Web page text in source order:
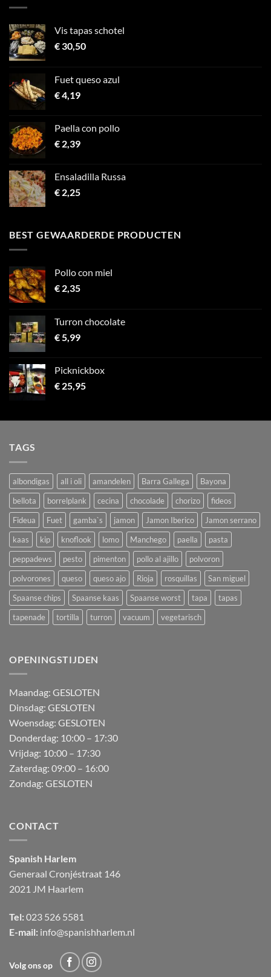
Vis tapas schotel
€30,50
Fuet queso azul
€4,19
Paella con pollo
€ 2,39
Ensaladilla Russa
€ 2,25
BEST GEWAARDERDE PRODUCTEN
Pollo con miel
€ 2,35
Turron chocolate
€5,99
Picknickbox
€ 25,95
TAGS
albondigas all i oli amandelen Barra Gallega
Bayona
bellota
borrelplank cecina chocolade chorizo
fideos
Fideua
Fuet gamba`s jamon Jamon Iberico
Jamon serrano
kaas
kip knoflook lomo Manchego paella
pasta
peppadews
pesto pimenton pollo al ajillo
polvoron
polvorones
queso queso ajo Rioja rosquillas
San miguel
Spaanse chips
Spaanse kaas Spaanse worst tapa
tapas
tapenade
tortilla turron vacuum vegetarisch
OPENINGSTIJDEN
Maandag: GESLOTEN
Dinsdag: GESLOTEN
Woensdag: GESLOTEN
Donderdag: 10:00 – 17:30
Vrijdag: 10:00 – 17:30
Zaterdag: 09:00 – 16:00
Zondag: GESLOTEN
CONTACT
Spanish Harlem
Generaal Cronjéstraat 146
2021 JM Haarlem
Tel: 023 526 5581
E-mail: info@spanishharlem.nl
Volg ons op